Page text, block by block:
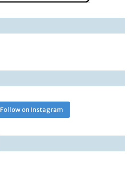
Follow on Instagram